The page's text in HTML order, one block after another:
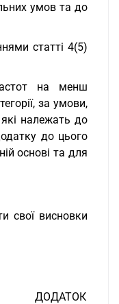
умов та до
статті 4(5)
на менш
за умови,
належать до
до цього
основі та для
свої висновки
ДОДАТОК